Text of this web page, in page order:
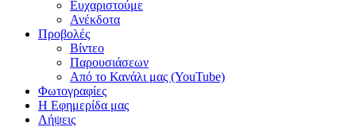
Ευχαριστούμε
Ανέκδοτα
Προβολές
Βίντεο
Παρουσιάσεων
Από το Κανάλι μας (YouTube)
Φωτογραφίες
Η Εφημερίδα μας
Λήψεις